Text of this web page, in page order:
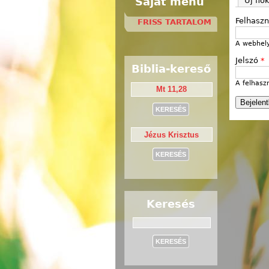
A
Jelszó *
A
FRISS TARTALOM
Biblia-kereső
Keresés